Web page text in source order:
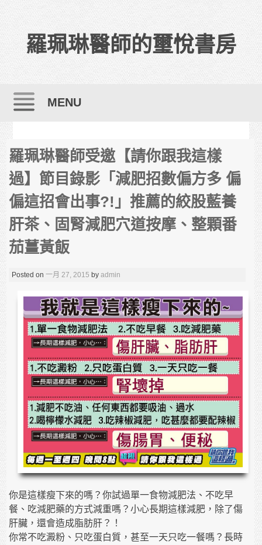
羅珮琳醫師的璽悅書房
MENU
羅珮琳醫師受邀【請你跟我這樣
過】節目錄影「減肥招數偏方多 偏
偏這招會出事?!」推薦的絞股藍養
肝茶、固腎減肥穴道按摩、整顆番
茄薑黃飯
Posted on一月 27, 2015 byadmin
你是這樣瘦下來的嗎？你試過單一食物減肥法、不吃早
餐、吃減肥藥的方式減重嗎？小心長期這樣減肥，除了傷
肝臟，還會造成脂肪肝？！
你常不吃澱粉、只吃蛋白質，甚至一天只吃一餐嗎？長時